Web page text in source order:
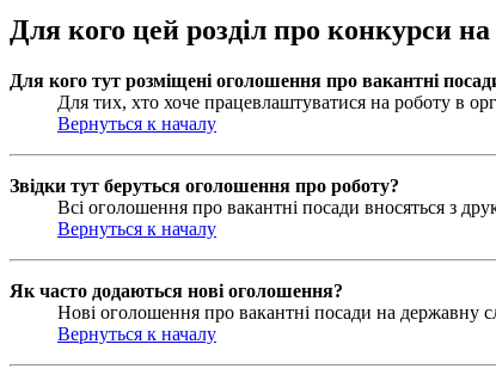
Для кого цей розділ про конкурси
Для кого тут розміщені оголошення про вакантні
Для тих, хто хоче працевлаштуватися на роботу в
Вернуться к началу
Звідки тут беруться оголошення про роботу?
Всі оголошення про вакантні посади вносяться з
Вернуться к началу
Як часто додаються нові оголошення?
Нові оголошення про вакантні посади на державну
Вернуться к началу